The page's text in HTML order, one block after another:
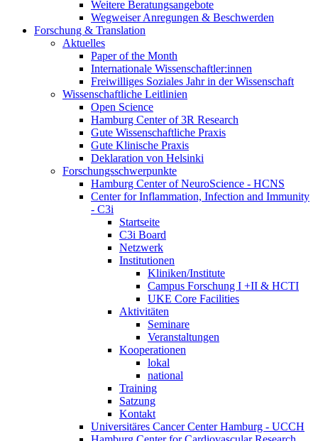
Weitere Beratungsangebote
Wegweiser Anregungen & Beschwerden
Forschung & Translation
Aktuelles
Paper of the Month
Internationale Wissenschaftler:innen
Freiwilliges Soziales Jahr in der Wissenschaft
Wissenschaftliche Leitlinien
Open Science
Hamburg Center of 3R Research
Gute Wissenschaftliche Praxis
Gute Klinische Praxis
Deklaration von Helsinki
Forschungsschwerpunkte
Hamburg Center of NeuroScience - HCNS
Center for Inflammation, Infection and Immunity
- C3i
Startseite
C3i Board
Netzwerk
Institutionen
Kliniken/Institute
Campus Forschung I +II & HCTI
UKE Core Facilities
Aktivitäten
Seminare
Veranstaltungen
Kooperationen
lokal
national
Training
Satzung
Kontakt
Universitäres Cancer Center Hamburg - UCCH